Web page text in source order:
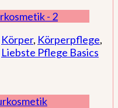
Körper, Körperpflege,
Liebste Pflege Basics